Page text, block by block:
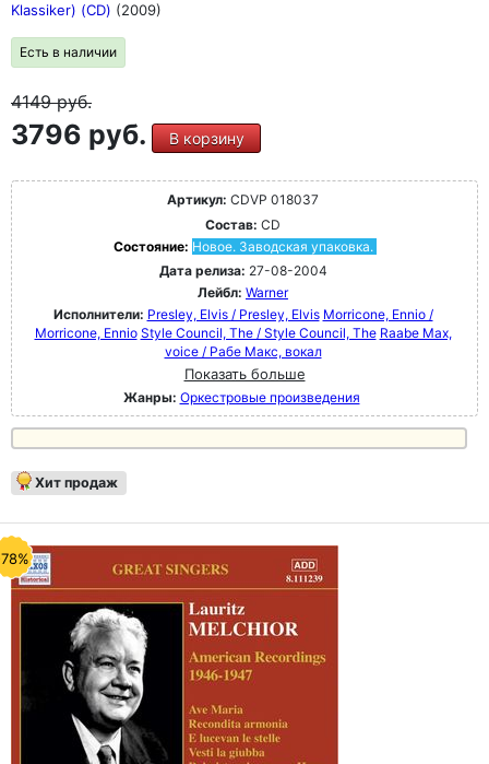
Klassiker) (CD) (2009)
Есть в наличии
4149руб.
3796 руб. В корзину
Артикул: CDVP 018037
Состав: CD
Состояние: Новое. Заводская упаковка.
Дата релиза: 27-08-2004
Лейбл: Warner
Исполнители: Presley, Elvis / Presley, Elvis Morricone, Ennio /
Morricone, Ennio Style Council, The / Style Council, The Raabe Max,
voice / Рабе Макс, вокал
Показать больше
Жанры: Оркестровые произведения
Хит продаж